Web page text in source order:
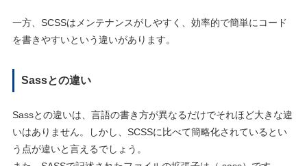
一方、SCSSはメンテナンスがしやすく、効率的で簡単にコード
を書きやすいという違いがあります。
Sassとの違い
Sassとの違いは、言語の書き方が異なるだけでそれほど大きな違
いはありません。しかし、SCSSに比べて簡略化されているとい
う点が違いと言えるでしょう。